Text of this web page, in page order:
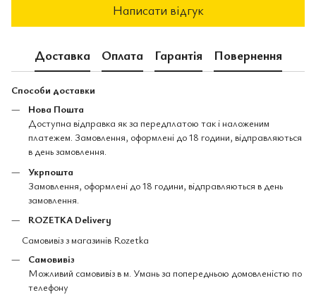
Написати відгук
Доставка Оплата Гарантія Повернення
Способи доставки
Нова Пошта
Доступна відправка як за передплатою так і наложеним
платежем. Замовлення, оформлені до 18 години, відправляються
в день замовлення.
Укрпошта
Замовлення, оформлені до 18 години, відправляються в день
замовлення.
ROZETKA Delivery
Самовивіз з магазинів Rozetka
Самовивіз
Можливий самовивіз в м. Умань за попередньою домовленістю по
телефону